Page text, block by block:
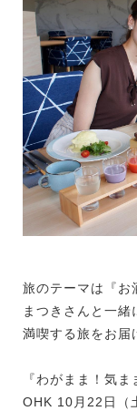
旅のテーマは『
まつきさんと一
満喫する旅をお届
『わがまま！気
OHK 10月22日（